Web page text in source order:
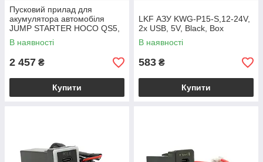
Пусковий прилад для
акумулятора автомобіля
JUMP STARTER HOCO QS5,
Power Bank 6000 mAh, Box
В наявності
2 457 ₴
Купити
LKF АЗУ KWG-Р15-S,12-24V,
2x USB, 5V, Black, Box
В наявності
583 ₴
Купити